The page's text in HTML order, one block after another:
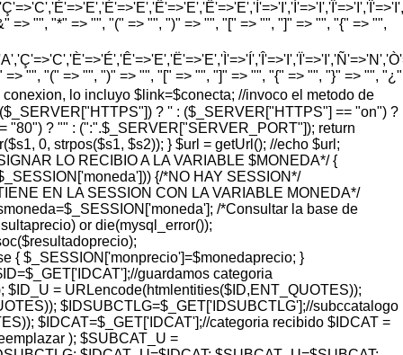
"", "*" => "", "(" => "", ")" => "", "[" => "", "]" => "", "{" => "",
"", "(" => "", ")" => "", "[" => "", "]" => "", "{" => "", "}" => "", "¿"
lo incluyo $link=$conecta; //invoco el metodo de
? '' : ($_SERVER["HTTPS"] == "on") ?
"80") ? "" : (":".$_SERVER["SERVER_PORT"]); return
0, strpos($s1, $s2)); } $url = getUrl(); //echo $url;
LO RECIBIO A LA VARIABLE $MONEDA*/ {
{/*NO HAY SESSION*/
EN LA SESSION CON LA VARIABLE MONEDA*/
/*Consultar la base de
or die(mysql_error());
{ $_SESSION['monprecio']=$monedaprecio; }
guardamos categoria
= URLencode(htmlentities($ID,ENT_QUOTES));
$IDSUBCTLG=$_GET['IDSUBCTLG'];//subccatalogo
$IDCAT=$_GET['IDCAT'];//categoria recibido $IDCAT =
); $SUBCAT_U =